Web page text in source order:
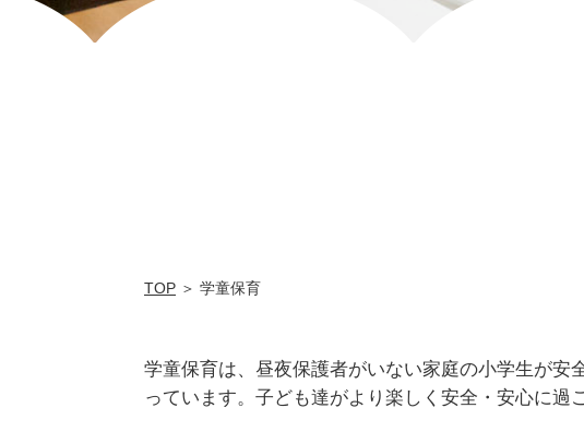
TOP ＞ 学童保育
学童保育は、昼夜保護者がいない家庭の小学生が
っています。子ども達がより楽しく安全・安心に過